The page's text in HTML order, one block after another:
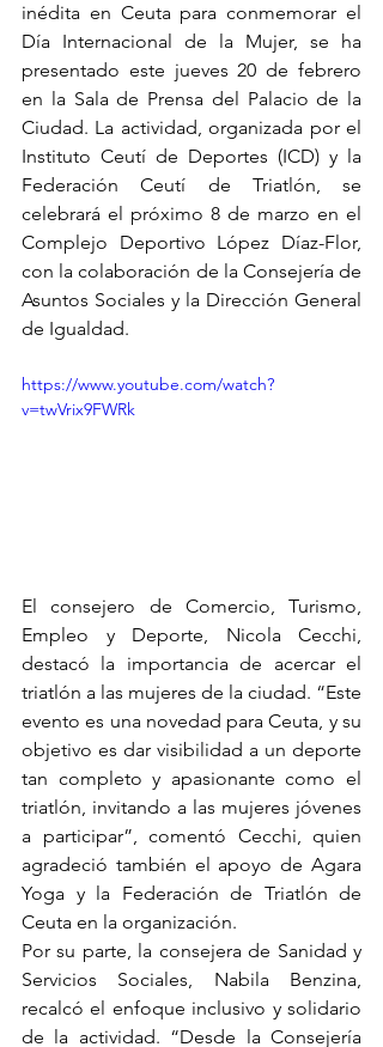
inédita en Ceuta para conmemorar el
Día Internacional de la Mujer, se ha
presentado este jueves 20 de febrero
en la Sala de Prensa del Palacio de la
Ciudad. La actividad, organizada por el
Instituto Ceutí de Deportes (ICD) y la
Federación Ceutí de Triatlón, se
celebrará el próximo 8 de marzo en el
Complejo Deportivo López Díaz-Flor,
con la colaboración de la Consejería de
Asuntos Sociales y la Dirección General
de Igualdad.
https://www.youtube.com/watch?
v=twVrix9FWRk
El consejero de Comercio, Turismo,
Empleo y Deporte, Nicola Cecchi,
destacó la importancia de acercar el
triatlón a las mujeres de la ciudad. “Este
evento es una novedad para Ceuta, y su
objetivo es dar visibilidad a un deporte
tan completo y apasionante como el
triatlón, invitando a las mujeres jóvenes
a participar”, comentó Cecchi, quien
agradeció también el apoyo de Agara
Yoga y la Federación de Triatlón de
Ceuta en la organización.
Por su parte, la consejera de Sanidad y
Servicios Sociales, Nabila Benzina,
recalcó el enfoque inclusivo y solidario
de la actividad. “Desde la Consejería